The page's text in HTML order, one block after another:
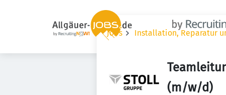
Jobs Installation, Reparatur
(m/w/d)